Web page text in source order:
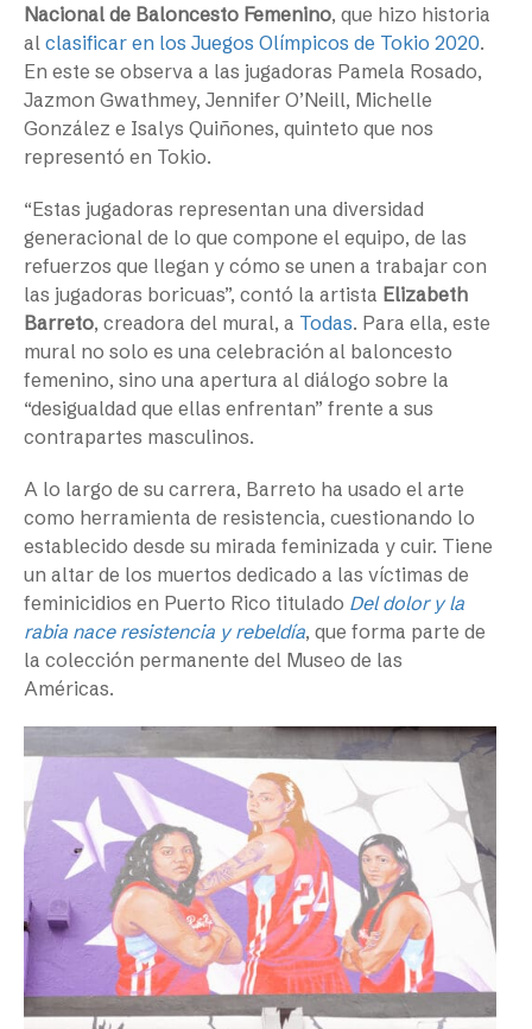
Nacional de Baloncesto Femenino, que hizo historia
al clasificar en los Juegos Olímpicos de Tokio 2020.
En este se observa a las jugadoras Pamela Rosado,
Jazmon Gwathmey, Jennifer O’Neill, Michelle
González e Isalys Quiñones, quinteto que nos
representó en Tokio.
“Estas jugadoras representan una diversidad
generacional de lo que compone el equipo, de las
refuerzos que llegan y cómo se unen a trabajar con
las jugadoras boricuas”, contó la artista Elizabeth
Barreto, creadora del mural, a Todas. Para ella, este
mural no solo es una celebración al baloncesto
femenino, sino una apertura al diálogo sobre la
“desigualdad que ellas enfrentan” frente a sus
contrapartes masculinos.
A lo largo de su carrera, Barreto ha usado el arte
como herramienta de resistencia, cuestionando lo
establecido desde su mirada feminizada y cuir. Tiene
un altar de los muertos dedicado a las víctimas de
feminicidios en Puerto Rico titulado Del dolor y la
rabia nace resistencia y rebeldía, que forma parte de
la colección permanente del Museo de las
Américas.